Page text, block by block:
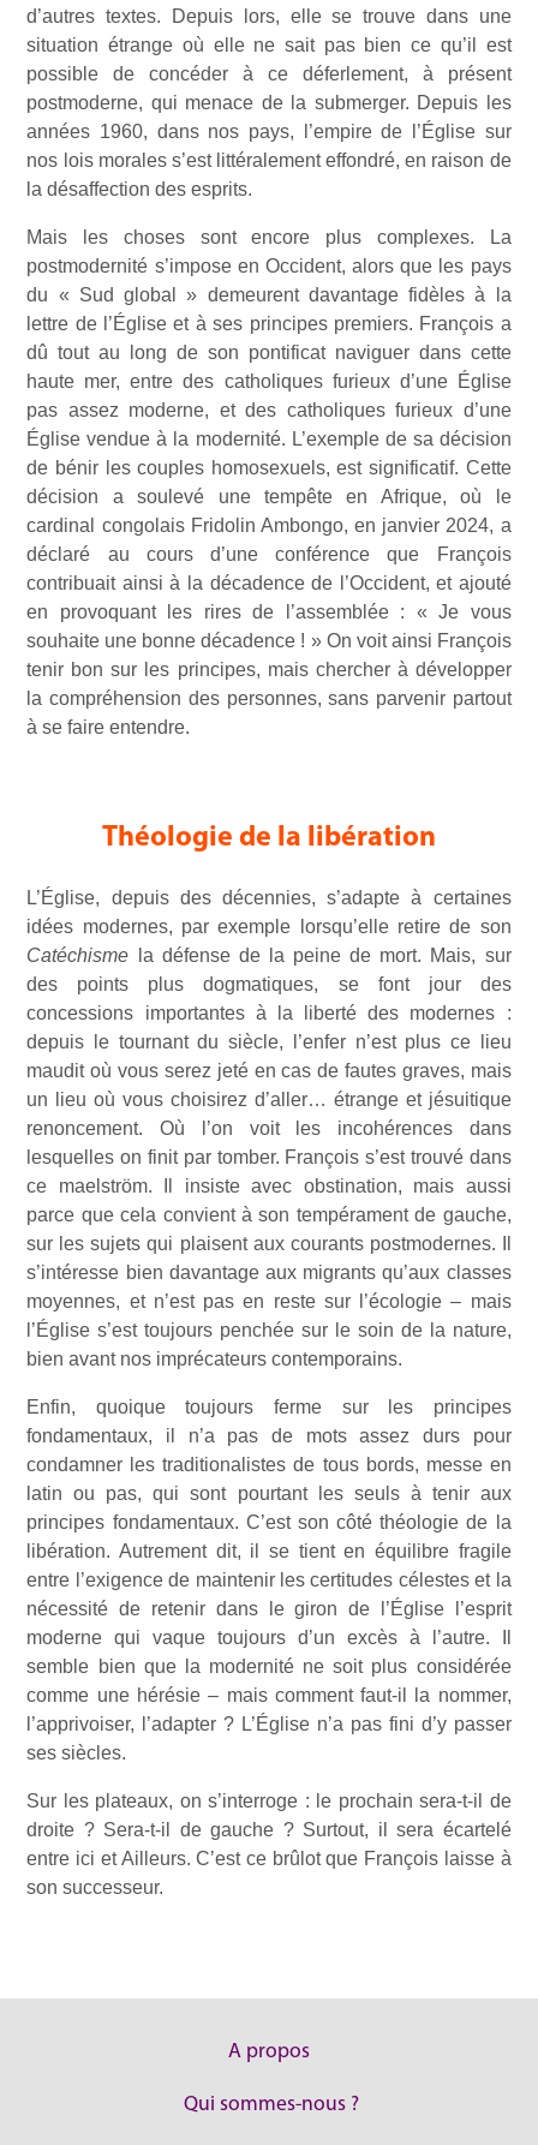
d’autres textes. Depuis lors, elle se trouve dans une
situation étrange où elle ne sait pas bien ce qu’il est
possible de concéder à ce déferlement, à présent
postmoderne, qui menace de la submerger. Depuis les
années 1960, dans nos pays, l’empire de l’Église sur
nos lois morales s’est littéralement effondré, en raison de
la désaffection des esprits.
Mais les choses sont encore plus complexes. La
postmodernité s’impose en Occident, alors que les pays
du « Sud global » demeurent davantage fidèles à la
lettre de l’Église et à ses principes premiers. François a
dû tout au long de son pontificat naviguer dans cette
haute mer, entre des catholiques furieux d’une Église
pas assez moderne, et des catholiques furieux d’une
Église vendue à la modernité. L’exemple de sa décision
de bénir les couples homosexuels, est significatif. Cette
décision a soulevé une tempête en Afrique, où le
cardinal congolais Fridolin Ambongo, en janvier 2024, a
déclaré au cours d’une conférence que François
contribuait ainsi à la décadence de l’Occident, et ajouté
en provoquant les rires de l’assemblée : « Je vous
souhaite une bonne décadence ! » On voit ainsi François
tenir bon sur les principes, mais chercher à développer
la compréhension des personnes, sans parvenir partout
à se faire entendre.
Théologie de la libération
L’Église, depuis des décennies, s’adapte à certaines
idées modernes, par exemple lorsqu’elle retire de son
Catéchisme la défense de la peine de mort. Mais, sur
des points plus dogmatiques, se font jour des
concessions importantes à la liberté des modernes :
depuis le tournant du siècle, l’enfer n’est plus ce lieu
maudit où vous serez jeté en cas de fautes graves, mais
un lieu où vous choisirez d’aller… étrange et jésuitique
renoncement. Où l’on voit les incohérences dans
lesquelles on finit par tomber. François s’est trouvé dans
ce maelström. Il insiste avec obstination, mais aussi
parce que cela convient à son tempérament de gauche,
sur les sujets qui plaisent aux courants postmodernes. Il
s’intéresse bien davantage aux migrants qu’aux classes
moyennes, et n’est pas en reste sur l’écologie – mais
l’Église s’est toujours penchée sur le soin de la nature,
bien avant nos imprécateurs contemporains.
Enfin, quoique toujours ferme sur les principes
fondamentaux, il n’a pas de mots assez durs pour
condamner les traditionalistes de tous bords, messe en
latin ou pas, qui sont pourtant les seuls à tenir aux
principes fondamentaux. C’est son côté théologie de la
libération. Autrement dit, il se tient en équilibre fragile
entre l’exigence de maintenir les certitudes célestes et la
nécessité de retenir dans le giron de l’Église l’esprit
moderne qui vaque toujours d’un excès à l’autre. Il
semble bien que la modernité ne soit plus considérée
comme une hérésie – mais comment faut-il la nommer,
l’apprivoiser, l’adapter ? L’Église n’a pas fini d’y passer
ses siècles.
Sur les plateaux, on s’interroge : le prochain sera-t-il de
droite ? Sera-t-il de gauche ? Surtout, il sera écartelé
entre ici et Ailleurs. C’est ce brûlot que François laisse à
son successeur.
A propos
Qui sommes-nous ?